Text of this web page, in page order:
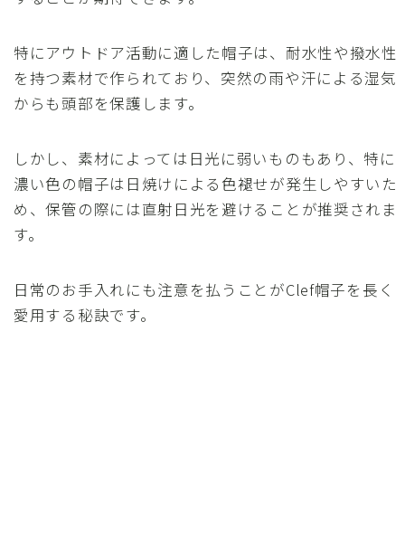
特にアウトドア活動に適した帽子は、耐水性や撥水性
を持つ素材で作られており、突然の雨や汗による湿気
からも頭部を保護します。
しかし、素材によっては日光に弱いものもあり、特に
濃い色の帽子は日焼けによる色褪せが発生しやすいた
め、保管の際には直射日光を避けることが推奨されま
す。
日常のお手入れにも注意を払うことがClef帽子を長く
愛用する秘訣です。